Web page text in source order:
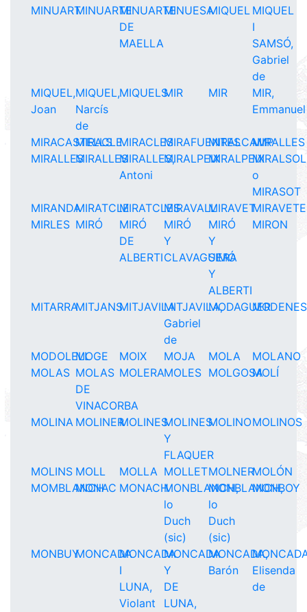
MINUARTMINUARTEMINUARTE
DE
MAELLA
MINUESAMIQUEL MIQUEL
I
SAMSÓ,
Gabriel
de
MIQUEL,
Joan
MIQUEL,
Narcís
de
MIQUELSMIR MIR
MIR,
Emmanuel
MIRACASTELLS
MIRACLEMIRACLESMIRAFUENTESMIRALCAMPMIRALLES
MIRALLESMIRALLESMIRALLES,
Antoni
MIRALPEIXMIRALPEIXMIRALSOL
o
MIRASOT
MIRANDAMIRATCLEMIRATCLESMIRAVALLMIRAVETMIRAVETE
MIRLES MIRÓ
MIRÓ
DE
ALBERTI
MIRÓ
Y
CLAVAGUERA
MIRÓ
Y
SIMÓ
Y
ALBERTI
MIRON
MITARRAMITJANSMITJAVILAMITJAVILA,
Gabriel
de
MODAGUERMODENES
MODOLELLMOGE MOIX MOJA MOLA
MOLANO
MOLAS MOLAS
DE
VINACORBA
MOLERAMOLES MOLGOSAMOLÍ
MOLINA MOLINERMOLINESMOLINES
Y
FLAQUER
MOLINOMOLINOS
MOLINS MOLL MOLLA MOLLETMOLNERMOLÓN
MOMBLANCH
MONAC MONACHMONBLANCH,
lo
Duch
(sic)
MONBLANCH,
lo
Duch
(sic)
MONBOY
MONBUYMONCADAMONCADA
I
LUNA,
Violant
MONCADA
Y
DE
LUNA,
MONCADA,
Barón
Elisenda
de